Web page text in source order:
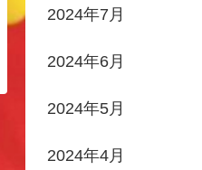
2024年7月
2024年6月
2024年5月
2024年4月